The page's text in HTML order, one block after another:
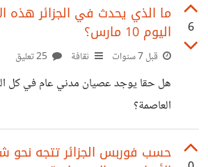
6
ما الذي يحدث في الجزائر هذه
اليوم 10 مارس؟
قبل 7 سنوات ثقافة
هل حقا يوجد عصيان مدني عام في كل
العاصمة؟
حسب فوربس الجزائر تتجه